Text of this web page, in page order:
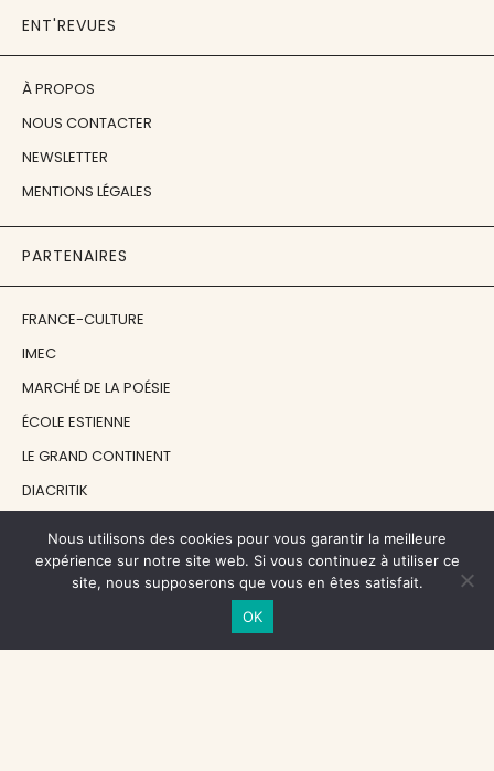
ENT'REVUES
À PROPOS
NOUS CONTACTER
NEWSLETTER
MENTIONS LÉGALES
PARTENAIRES
FRANCE-CULTURE
IMEC
MARCHÉ DE LA POÉSIE
ÉCOLE ESTIENNE
LE GRAND CONTINENT
DIACRITIK
NOS SOUTIENS
CENTRE NATIONAL DU LIVRE
Nous utilisons des cookies pour vous garantir la meilleure
expérience sur notre site web. Si vous continuez à utiliser ce
site, nous supposerons que vous en êtes satisfait.
OK